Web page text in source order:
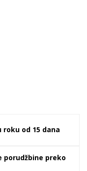
od 15 dana
porudžbine preko